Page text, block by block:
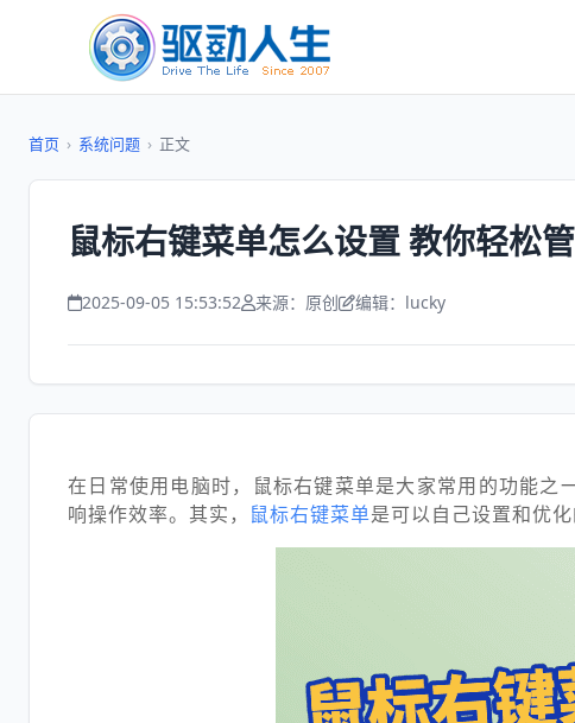
首页 › 系统问题 › 正文
鼠标右键菜单怎么设置 教你轻松
2025-09-05 15:53:52 来源：原创 编辑：lucky
在日常使用电脑时，鼠标右键菜单是大家常用的功能
响操作效率。其实， 鼠标右键菜单是可以自己设置和优